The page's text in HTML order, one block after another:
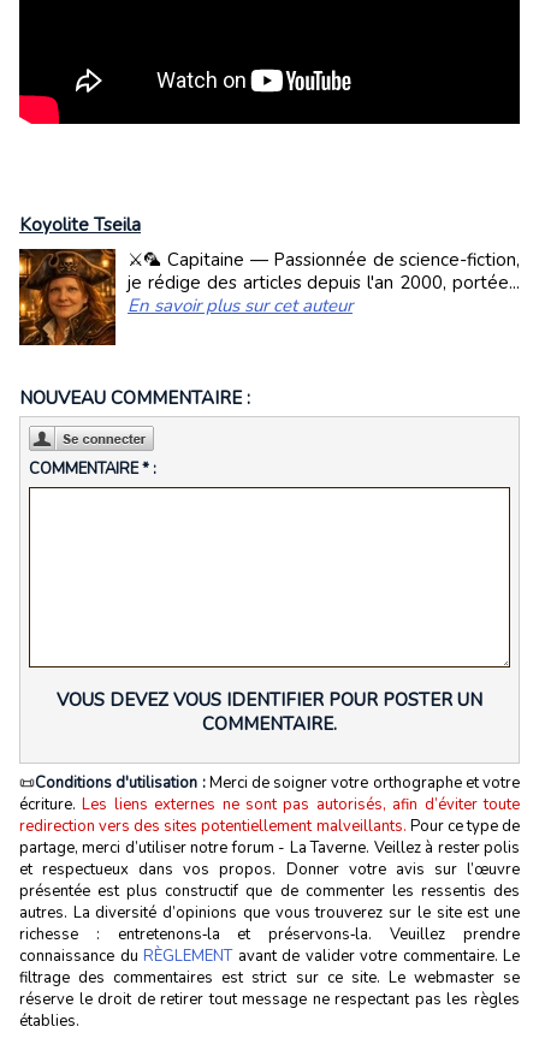
Koyolite Tseila
⚔️🦜 Capitaine — Passionnée de science-fiction,
je rédige des articles depuis l'an 2000, portée...
En savoir plus sur cet auteur
NOUVEAU COMMENTAIRE :
COMMENTAIRE * :
VOUS DEVEZ VOUS IDENTIFIER POUR POSTER UN
COMMENTAIRE.
📜Conditions d'utilisation :Merci de soigner votre orthographe et votre
écriture.Les liens externes ne sont pas autorisés, afin d’éviter toute
redirection vers des sites potentiellement malveillants. Pour ce type de
partage, merci d’utiliser notre forum - La Taverne. Veillez à rester polis
et respectueux dans vos propos. Donner votre avis sur l’œuvre
présentée est plus constructif que de commenter les ressentis des
autres. La diversité d’opinions que vous trouverez sur le site est une
richesse : entretenons‑la et préservons‑la. Veuillez prendre
connaissance du RÈGLEMENTavant de valider votre commentaire. Le
filtrage des commentaires est strict sur ce site. Le webmaster se
réserve le droit de retirer tout message ne respectant pas les règles
établies.